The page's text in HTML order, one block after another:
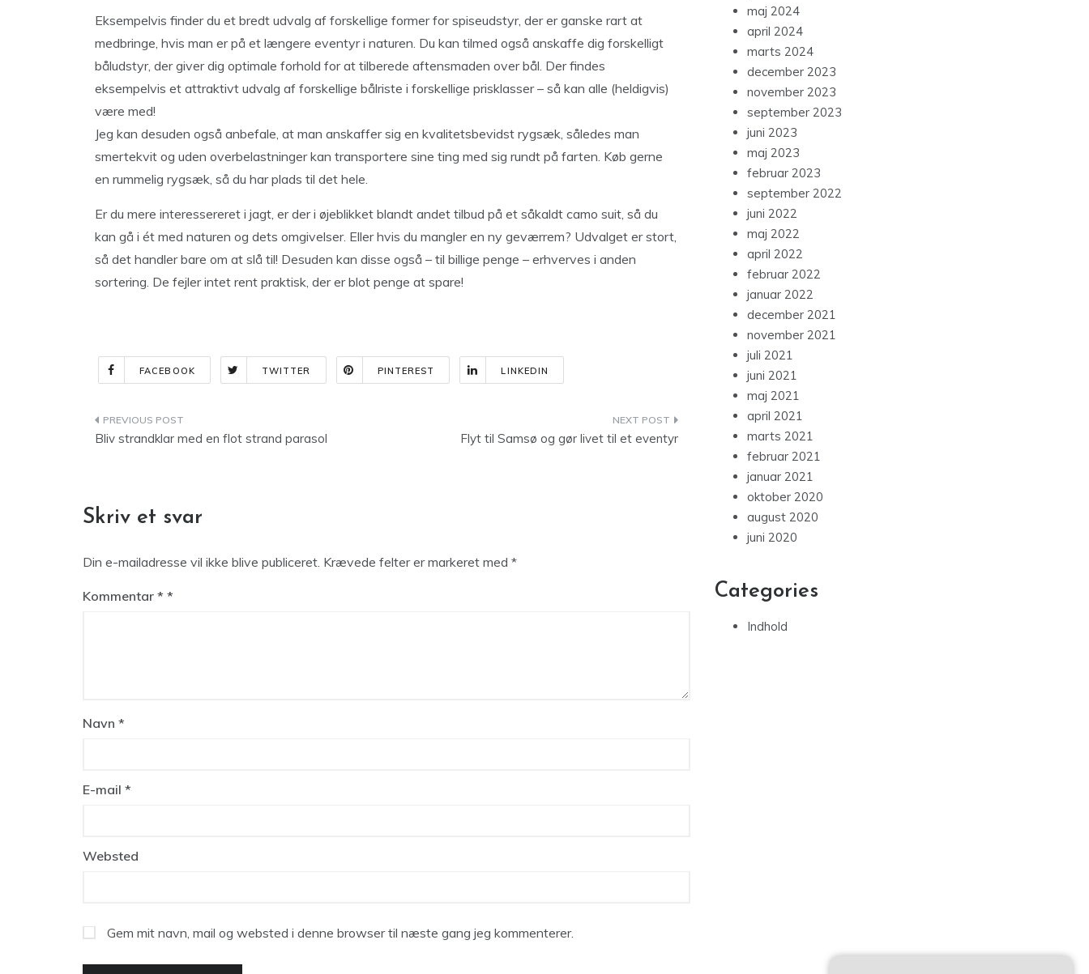
Eksempelvis finder du et bredt udvalg af forskellige former for spiseudstyr, der er ganske rart at
medbringe, hvis man er på et længere eventyr i naturen. Du kan tilmed også anskaffe dig forskelligt
båludstyr, der giver dig optimale forhold for at tilberede aftensmaden over bål. Der findes
eksempelvis et attraktivt udvalg af forskellige bålriste i forskellige prisklasser – så kan alle (heldigvis)
være med!
Jeg kan desuden også anbefale, at man anskaffer sig en kvalitetsbevidst rygsæk, således man
smertekvit og uden overbelastninger kan transportere sine ting med sig rundt på farten. Køb gerne
en rummelig rygsæk, så du har plads til det hele.
Er du mere interessereret i jagt, er der i øjeblikket blandt andet tilbud på et såkaldt camo suit, så du
kan gå i ét med naturen og dets omgivelser. Eller hvis du mangler en ny geværrem? Udvalget er stort,
så det handler bare om at slå til! Desuden kan disse også – til billige penge – erhverves i anden
sortering. De fejler intet rent praktisk, der er blot penge at spare!
FACEBOOK TWITTER PINTEREST LINKEDIN
Indlægsnavigation
Bliv strandklar med en flot strand parasol Flyt til Samsø og gør livet til et eventyr
Skriv et svar
Din e-mailadresse vil ikke blive publiceret. Krævede felter er markeret med *
Kommentar *
Navn *
E-mail *
Websted
Gem mit navn, mail og websted i denne browser til næste gang jeg kommenterer.
maj 2024
april 2024
marts 2024
december 2023
november 2023
september 2023
juni 2023
maj 2023
februar 2023
september 2022
juni 2022
maj 2022
april 2022
februar 2022
januar 2022
december 2021
november 2021
juli 2021
juni 2021
maj 2021
april 2021
marts 2021
februar 2021
januar 2021
oktober 2020
august 2020
juni 2020
Categories
Indhold